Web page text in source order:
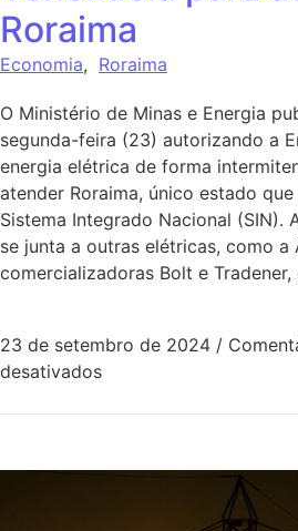
Roraima
Economia, Roraima
O Ministério de Minas e Energia
segunda-feira (23) autorizando a
energia elétrica de forma
atender Roraima, único estado
Sistema Integrado Nacional (SIN).
se junta a outras elétricas, como a
comercializadoras Bolt e
23 de setembro de 2024 /
desativados